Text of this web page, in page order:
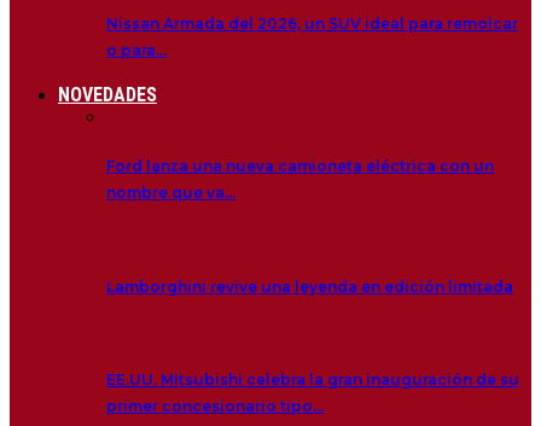
Nissan Armada del 2026, un SUV ideal para remolcar
o para…
NOVEDADES
Ford lanza una nueva camioneta eléctrica con un
nombre que va…
Lamborghini revive una leyenda en edición limitada
EE.UU. Mitsubishi celebra la gran inauguración de su
primer concesionario tipo…